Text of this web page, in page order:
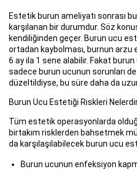
Estetik burun ameliyatı sonrası
karşılanan bir durumdur. Söz
kendiliğinden geçer. Burun ucu
ortadan kaybolması, burnun arzu
6 ay ila 1 sene alabilir. Fakat
sadece burun ucunun sorunları
düzeltildiyse, bu süre daha da
Burun Ucu Estetiği Riskleri
Tüm estetik operasyonlarda
birtakım risklerden bahsetmek
da karşılaşılabilecek burun ucu
Burun ucunun enfeksiyon